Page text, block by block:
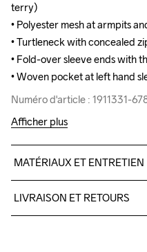
terry)
• Polyester mesh at armpits
• Turtleneck with concealed
• Fold-over sleeve ends with
• Woven pocket at left hand
Numéro d'article : 1911331-
terry)
• Polyester mesh at armpits
• Turtleneck with concealed
• Fold-over sleeve ends with
• Woven pocket at left hand
Numéro d'article : 1911331-
Afficher plus
MATÉRIAUX ET ENTRETIEN
LIVRAISON ET RETOURS